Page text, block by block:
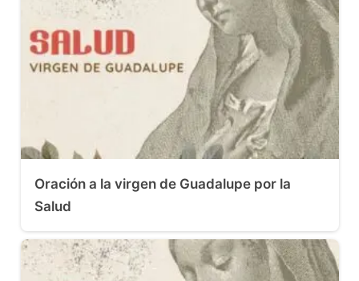
Oración a la virgen de Guadalupe por la
Salud